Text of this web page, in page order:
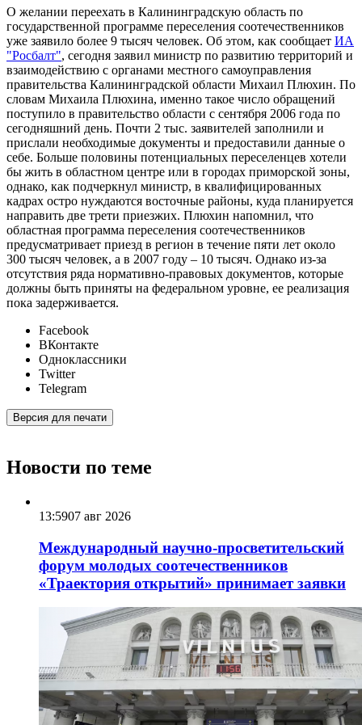
О желании переехать в Калининградскую область по
государственной программе переселения соотечественников
уже заявило более 9 тысяч человек. Об этом, как сообщает ИА
"Росбалт", сегодня заявил министр по развитию территорий и
взаимодействию с органами местного самоуправления
правительства Калининградской области Михаил Плюхин. По
словам Михаила Плюхина, именно такое число обращений
поступило в правительство области с сентября 2006 года по
сегодняшний день. Почти 2 тыс. заявителей заполнили и
прислали необходимые документы и предоставили данные о
себе. Больше половины потенциальных переселенцев хотели
бы жить в областном центре или в городах приморской зоны,
однако, как подчеркнул министр, в квалифицированных
кадрах остро нуждаются восточные районы, куда планируется
направить две трети приезжих. Плюхин напомнил, что
областная программа переселения соотечественников
предусматривает приезд в регион в течение пяти лет около
300 тысяч человек, а в 2007 году – 10 тысяч. Однако из-за
отсутствия ряда нормативно-правовых документов, которые
должны быть приняты на федеральном уровне, ее реализация
пока задерживается.
Facebook
ВКонтакте
Одноклассники
Twitter
Telegram
Версия для печати
Новости по теме
13:5907 авг 2026
Международный научно-просветительский
форум молодых соотечественников
«Траектория открытий» принимает заявки